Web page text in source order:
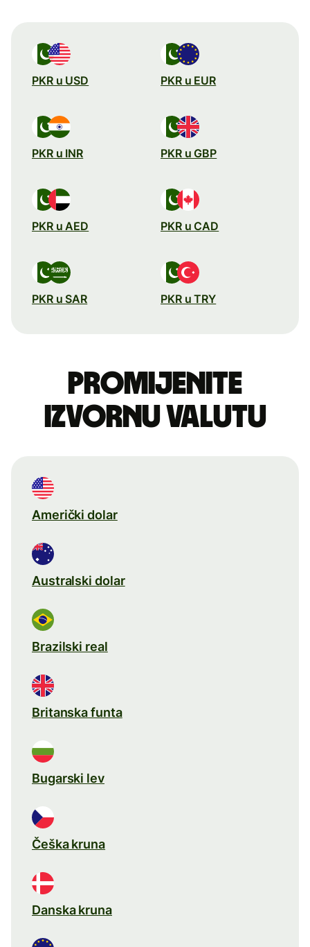
PKR u USD PKR u EUR
PKR u INR PKR u GBP
PKR u AED PKR u CAD
PKR u SAR PKR u TRY
Promijenite
izvornu valutu
Američki dolar
Australski dolar
Brazilski real
Britanska funta
Bugarski lev
Češka kruna
Danska kruna